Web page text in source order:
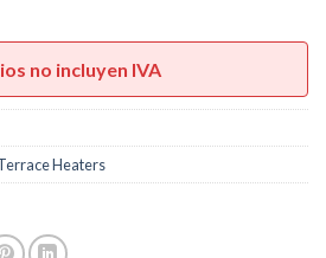
no incluyen IVA
Heaters